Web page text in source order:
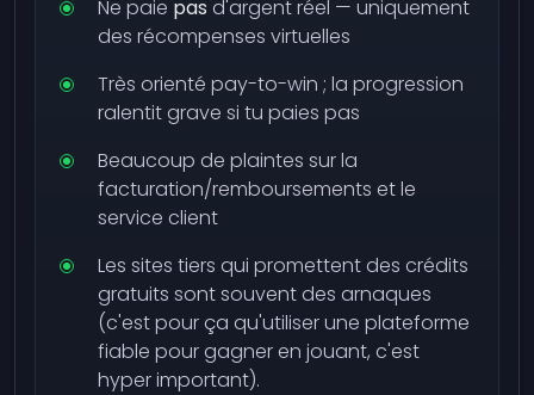
Ne paie pas d'argent réel — uniquement
des récompenses virtuelles
Très orienté pay-to-win ; la progression
ralentit grave si tu paies pas
Beaucoup de plaintes sur la
facturation/remboursements et le
service client
Les sites tiers qui promettent des crédits
gratuits sont souvent des arnaques
(c'est pour ça qu'utiliser une plateforme
fiable pour gagner en jouant, c'est
hyper important).